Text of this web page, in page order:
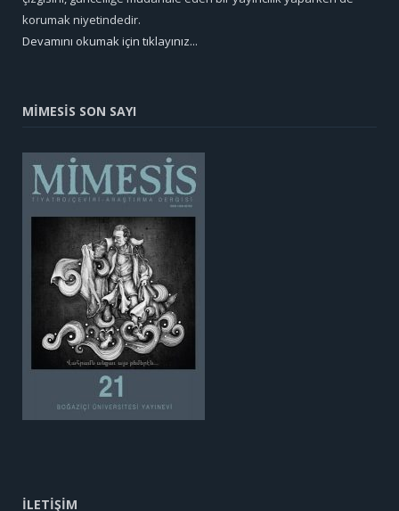
korumak niyetindedir.
Devamını okumak için tıklayınız...
MİMESİS SON SAYI
İLETİŞİM